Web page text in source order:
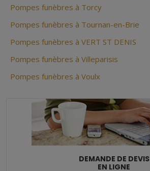
Pompes funèbres à Torcy
Pompes funèbres à Tournan-en-Brie
Pompes funèbres à VERT ST DENIS
Pompes funèbres à Villeparisis
Pompes funèbres à Voulx
DEMANDE DE DEVIS
EN LIGNE